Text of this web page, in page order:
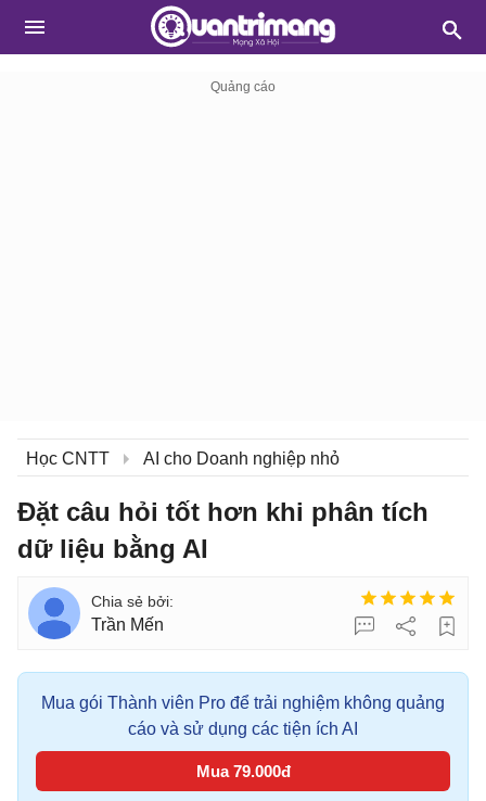
Học CNTT AI cho Doanh nghiệp nhỏ
Đặt câu hỏi tốt hơn khi phân tích
dữ liệu bằng AI
Trần Mến
Mua gói Thành viên Pro để trải nghiệm không quảng
cáo và sử dụng các tiện ích AI
Mua 79.000đ